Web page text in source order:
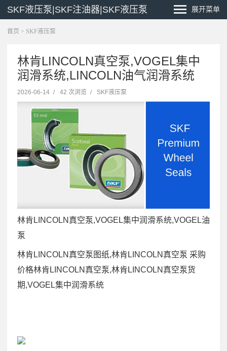
SKF液压泵|SKF注油器|SKF液压泵 展开菜单
首页 > SKF液压泵
林肯LINCOLN真空泵,VOGEL集中
润滑系统,LINCOLN油气润滑系统
2026-06-14 / 42 次浏览 / SKF液压泵
林肯LINCOLN真空泵,VOGEL集中润滑系统,VOGEL油
泵
林肯LINCOLN真空泵图纸,林肯LINCOLN真空泵 采购
价格林肯LINCOLN真空泵,林肯LINCOLN真空泵货
期,VOGEL集中润滑系统